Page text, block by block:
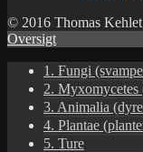
© 2016 Thomas Kehlet
Oversigt
1. Fungi
2. Myxomycetes
3. Animalia
4. Plantae
5. Ture